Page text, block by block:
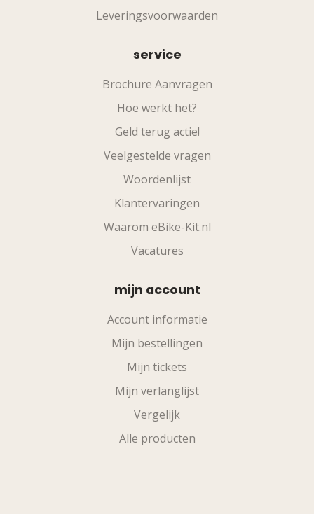
Leveringsvoorwaarden
service
Brochure Aanvragen
Hoe werkt het?
Geld terug actie!
Veelgestelde vragen
Woordenlijst
Klantervaringen
Waarom eBike-Kit.nl
Vacatures
mijn account
Account informatie
Mijn bestellingen
Mijn tickets
Mijn verlanglijst
Vergelijk
Alle producten